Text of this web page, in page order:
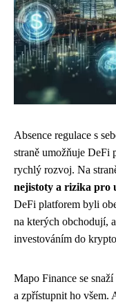
Absence regulace s
straně umožňuje DeFi
rychlý rozvoj. Na
nejistoty a rizika pro
DeFi platforem byli
na kterých obchodují,
investováním do
Mapo Finance se
a zpřístupnit ho všem.